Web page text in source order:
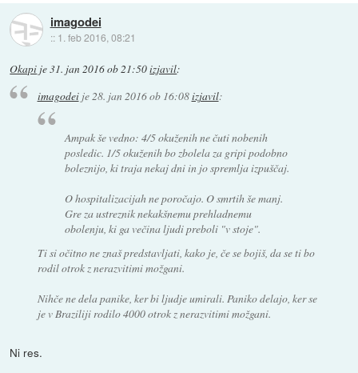
imagodei
:: 1. feb 2016, 08:21
Okapi je31. jan 2016 ob 21:50izjavil:
imagodeije28. jan 2016 ob 16:08izjavil:
Ampak še vedno: 4/5 okuženih ne čuti nobenih
posledic. 1/5 okuženih bo zbolela za gripi podobno
boleznijo, ki traja nekaj dni in jo spremlja izpuščaj.
O hospitalizacijah ne poročajo. O smrtih še manj.
Gre za ustreznik nekakšnemu prehladnemu
obolenju, ki ga večina ljudi preboli "v stoje".
Ti si očitno ne znaš predstavljati, kako je, če se bojiš, da se ti bo
rodil otrok z nerazvitimi možgani.
Nihče ne dela panike, ker bi ljudje umirali. Paniko delajo, ker se
je v Braziliji rodilo 4000 otrok z nerazvitimi možgani.
Ni res.